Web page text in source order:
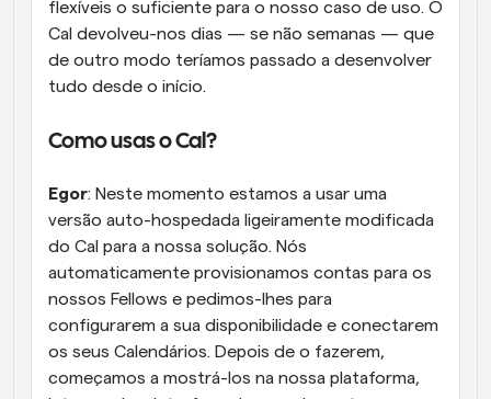
flexíveis o suficiente para o nosso caso de uso. O
Cal devolveu-nos dias — se não semanas — que
de outro modo teríamos passado a desenvolver
tudo desde o início.
Como usas o Cal?
Egor: Neste momento estamos a usar uma
versão auto-hospedada ligeiramente modificada
do Cal para a nossa solução. Nós
automaticamente provisionamos contas para os
nossos Fellows e pedimos-lhes para
configurarem a sua disponibilidade e conectarem
os seus Calendários. Depois de o fazerem,
começamos a mostrá-los na nossa plataforma,